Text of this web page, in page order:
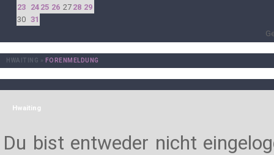
23 24 25 26 27 28 29
30 31
HWAITING » FORENMELDUNG
Hwaiting
Du bist entweder nicht